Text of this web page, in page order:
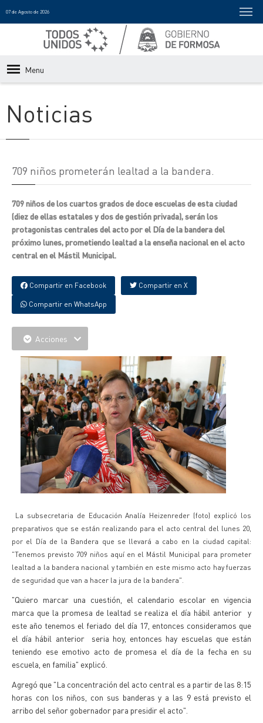
07 de Agosto de 2026
Menu
Noticias
709 niños prometerán lealtad a la bandera.
709 niños de los cuartos grados de doce escuelas de esta ciudad
(diez de ellas estatales y dos de gestión privada), serán los
protagonistas centrales del acto por el Día de la bandera del
próximo lunes, prometiendo lealtad a la enseña nacional en el acto
central en el Mástil Municipal.
Compartir en Facebook Compartir en X
Compartir en WhatsApp
Acciones
La subsecretaria de Educación Analía Heizenreder (foto) explicó los
preparativos que se están realizando para el acto central del lunes 20,
por el Día de la Bandera que se llevará a cabo en la ciudad capital:
"Tenemos previsto 709 niños aquí en el Mástil Municipal para prometer
lealtad a la bandera nacional y también en este mismo acto hay fuerzas
de seguridad que van a hacer la jura de la bandera".
"Quiero marcar una cuestión, el calendario escolar en vigencia
marca que la promesa de lealtad se realiza el día hábil anterior y
este año tenemos el feriado del día 17, entonces consideramos que
el día hábil anterior seria hoy, entonces hay escuelas que están
teniendo ese emotivo acto de promesa el día de la fecha en su
escuela, en familia" explicó.
Agregó que "La concentración del acto central es a partir de las 8:15
horas con los niños, con sus banderas y a las 9 está previsto el
arribo del señor gobernador para presidir el acto".